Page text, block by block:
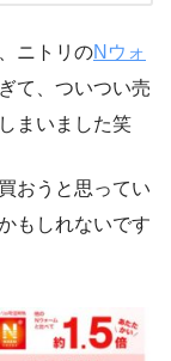
ニトリのNウォ
て、ついつい売
まいました笑
おうと思ってい
もしれないです